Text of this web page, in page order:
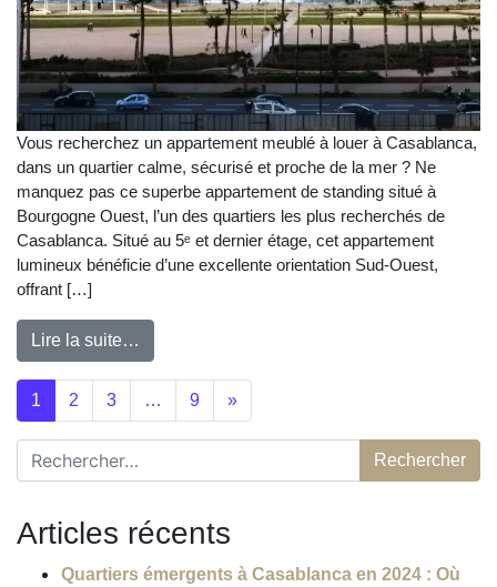
Vous recherchez un appartement meublé à louer à Casablanca,
dans un quartier calme, sécurisé et proche de la mer ? Ne
manquez pas ce superbe appartement de standing situé à
Bourgogne Ouest, l’un des quartiers les plus recherchés de
Casablanca. Situé au 5ᵉ et dernier étage, cet appartement
lumineux bénéficie d’une excellente orientation Sud-Ouest,
offrant […]
Lire la suite…
Posts navigation
1 2 3 … 9 »
Rechercher :
Articles récents
Quartiers émergents à Casablanca en 2024 : Où